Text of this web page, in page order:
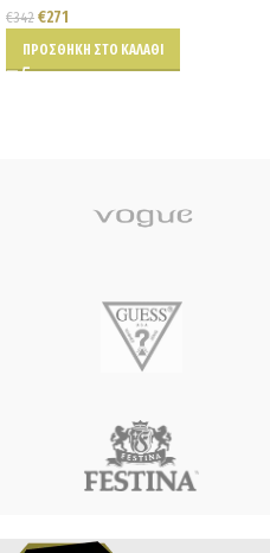
€342 €271
ΠΡΟΣΘΉΚΗ ΣΤΟ ΚΑΛΆΘΙ